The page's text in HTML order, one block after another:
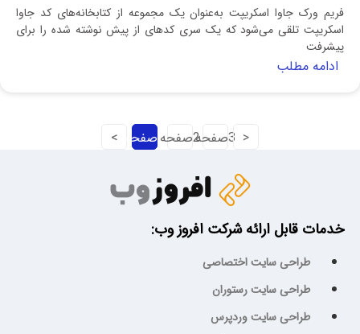
فریم ورک جاوا اسکریپت به‌عنوان یک مجموعه از کتابخانه‌های کد جاوا
اسکریپت تلقی می‌شود که یک سری کدهای از پیش نوشته شده را برای
پیشرفت
ادامه مطلب
< صفحه 1
صفحه2صفحه3 >
خدمات قابل ارائه شرکت افروز وب:
طراحی سایت اختصاصی
طراحی سایت رستوران
طراحی سایت وردپرس